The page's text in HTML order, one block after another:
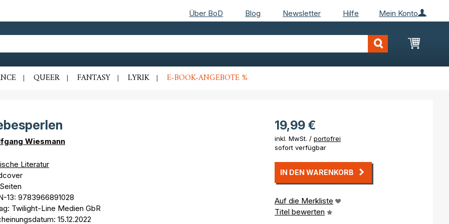
Mein Konto
Über BoD Blog Newsletter Hilfe
Mein
QUEER FANTASY LYRIK E-BOOK-ANGEBOTE %
Wiesmann
Literatur
13: 9783966891028
Twilight-Line Medien GbR
15.12.2022
19,99 €
inkl. MwSt. / portofrei
sofort verfügbar
IN DEN WARENKORB
Auf die Merkliste
Titel bewerten